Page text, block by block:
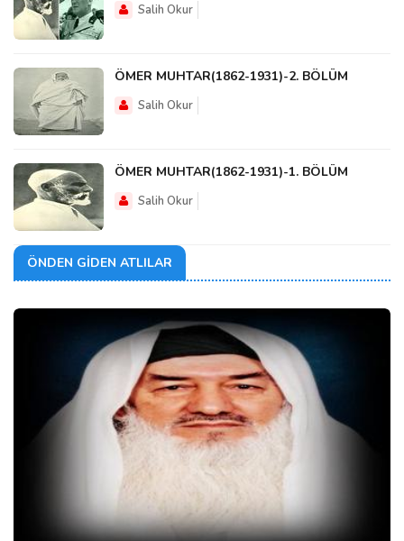
Salih Okur
ÖMER MUHTAR(1862-1931)-2. BÖLÜM
Salih Okur
ÖMER MUHTAR(1862-1931)-1. BÖLÜM
Salih Okur
ÖNDEN GIDEN ATLILAR